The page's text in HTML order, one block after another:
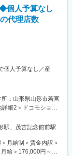
ネジメントや本部
できます。まずは
す。
。チームワークを
い。
ド、各種サービスの
個人予算なし
代理店数
個人予算なし／産
ートを担当していた
り、地域のお客様の
ュ」として活躍でき
：山形県山形市若宮
細2＞ドコモショッ
受動喫煙対策：屋
山店住所：山形県上
駅、茂吉記念館前駅
月給制＜賃金内訳＞
給＞176,000円～